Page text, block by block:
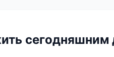
сегодняшним